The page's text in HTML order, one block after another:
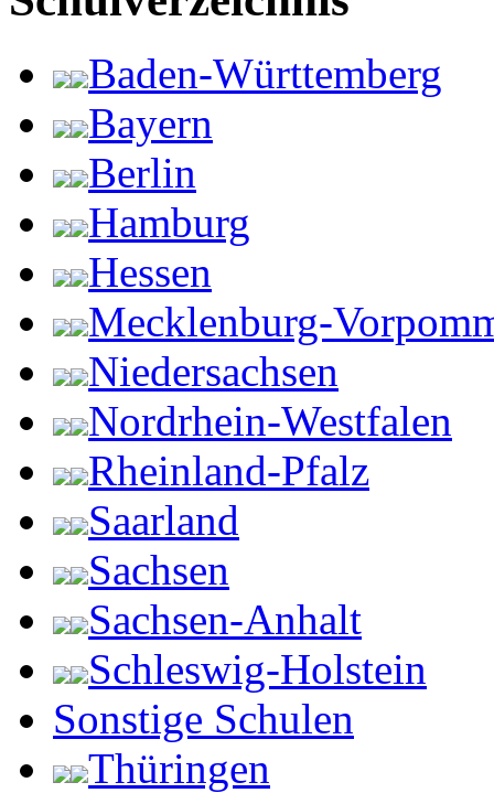
Baden-Württemberg
Bayern
Berlin
Hamburg
Hessen
Mecklenburg-
Niedersachsen
Nordrhein-Westfalen
Rheinland-Pfalz
Saarland
Sachsen
Sachsen-Anhalt
Schleswig-Holstein
Sonstige Schulen
Thüringen